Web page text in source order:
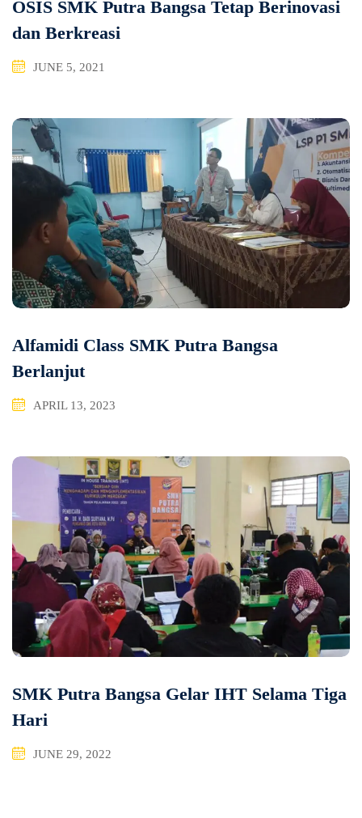
OSIS SMK Putra Bangsa Tetap Berinovasi
dan Berkreasi
JUNE 5, 2021
Alfamidi Class SMK Putra Bangsa
Berlanjut
APRIL 13, 2023
SMK Putra Bangsa Gelar IHT Selama Tiga
Hari
JUNE 29, 2022